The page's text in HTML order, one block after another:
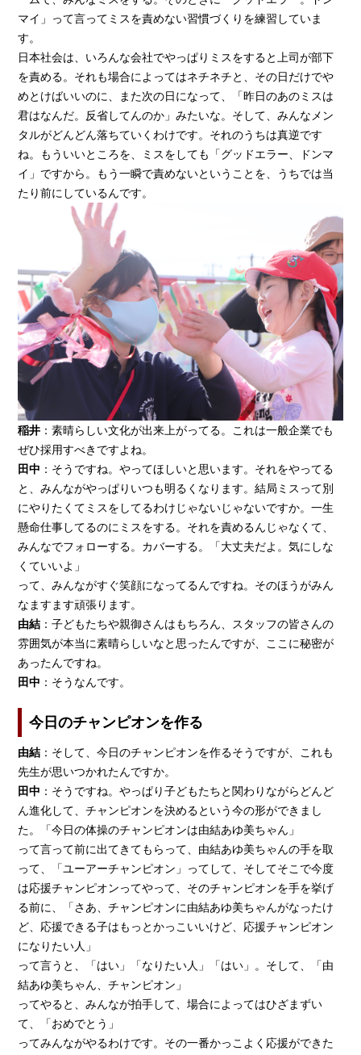
マイ」って言ってミスを責めない習慣づくりを練習していま
す。
日本社会は、いろんな会社でやっぱりミスをすると上司が部下
を責める。それも場合によってはネチネチと、その日だけでや
めとけばいいのに、また次の日になって、「昨日のあのミスは
君はなんだ。反省してんのか」みたいな。そして、みんなメン
タルがどんどん落ちていくわけです。それのうちは真逆です
ね。もういいところを、ミスをしても「グッドエラー、ドンマ
イ」ですから。もう一瞬で責めないということを、うちでは当
たり前にしているんです。
稲井 ：素晴らしい文化が出来上がってる。これは一般企業でも
ぜひ採用すべきですよね。
田中 ：そうですね。やってほしいと思います。それをやってる
と、みんながやっぱりいつも明るくなります。結局ミスって別
にやりたくてミスをしてるわけじゃないじゃないですか。一生
懸命仕事してるのにミスをする。それを責めるんじゃなくて、
みんなでフォローする。カバーする。「大丈夫だよ。気にしな
くていいよ」
って、みんながすぐ笑顔になってるんですね。そのほうがみん
なますます頑張ります。
由結 ：子どもたちや親御さんはもちろん、スタッフの皆さんの
雰囲気が本当に素晴らしいなと思ったんですが、ここに秘密が
あったんですね。
田中 ：そうなんです。
今日のチャンピオンを作る
由結 ：そして、今日のチャンピオンを作るそうですが、これも
先生が思いつかれたんですか。
田中 ：そうですね。やっぱり子どもたちと関わりながらどんど
ん進化して、チャンピオンを決めるという今の形ができまし
た。「今日の体操のチャンピオンは由結あゆ美ちゃん」
って言って前に出てきてもらって、由結あゆ美ちゃんの手を取
って、「ユーアーチャンピオン」ってして、そしてそこで今度
は応援チャンピオンってやって、そのチャンピオンを手を挙げ
る前に、「さあ、チャンピオンに由結あゆ美ちゃんがなったけ
ど、応援できる子はもっとかっこいいけど、応援チャンピオン
になりたい人」
って言うと、「はい」「なりたい人」「はい」。そして、「由
結あゆ美ちゃん、チャンピオン」
ってやると、みんなが拍手して、場合によってはひざまずい
て、「おめでとう」
ってみんながやるわけです。その一番かっこよく応援ができた